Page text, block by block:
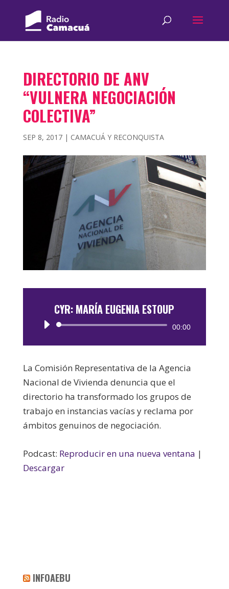
DIRECTORIO DE ANV
“VULNERA NEGOCIACIÓN
COLECTIVA”
SEP 8, 2017| CAMACUÁ Y RECONQUISTA
CYR: MARÍA EUGENIA ESTOUP
Reproductor
00:00
La Comisión Representativa de la Agencia
Nacional de Vivienda denuncia que el
directorio ha transformado los grupos de
trabajo en instancias vacías y reclama por
ámbitos genuinos de negociación.
Podcast: Reproducir en una nueva ventana |
Descargar
INFOAEBU